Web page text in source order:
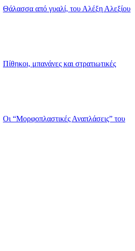
Θάλασσα από γυαλί, του Αλέξη Αλεξίου
Πίθηκοι, μπανάνες και στρατιωτικές
Οι “Μορφοπλαστικές Αναπλάσεις” του